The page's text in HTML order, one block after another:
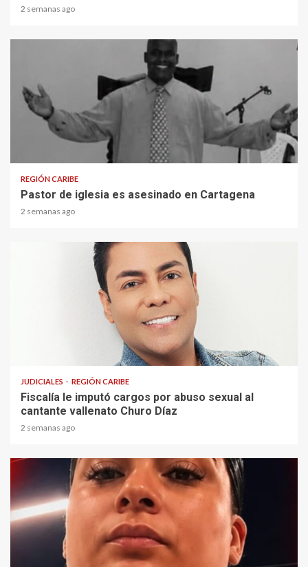
2 semanas ago
REGIÓN CARIBE
Pastor de iglesia es asesinado en Cartagena
2 semanas ago
JUDICIALES REGIÓN CARIBE
Fiscalía le imputó cargos por abuso sexual al
cantante vallenato Churo Díaz
2 semanas ago